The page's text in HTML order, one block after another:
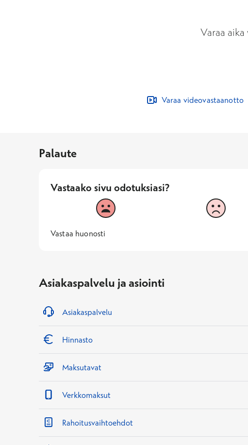
Varaa
Varaa videovastaanotto
Palaute
Vastaako sivu odotuksiasi?
Vastaako sivu odotuksiasi?
1
Vastaa huonosti
2
1 -
Vastaa huonosti
—
Asiakaspalvelu ja asiointi
Asiakaspalvelu
Hinnasto
Maksutavat
Verkkomaksut
Rahoitusvaihtoehdot